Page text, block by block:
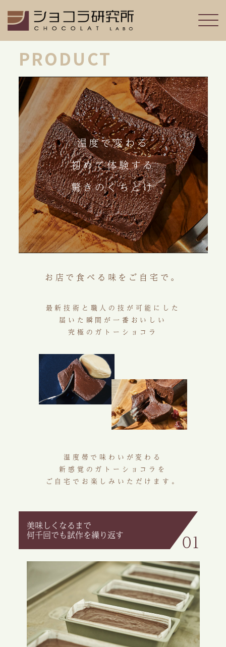
PRODUCT
温度で変わる
初めて体験する
驚きのくちどけ
お店で食べる味をご自宅で。
最新技術と職人の技が可能にした
届いた瞬間が一番おいしい
究極のガトーショコラ
温度帯で味わいが変わる
新感覚のガトーショコラを
ご自宅でお楽しみいただけます。
01
美味しくなるまで
何千回でも試作を繰り返す